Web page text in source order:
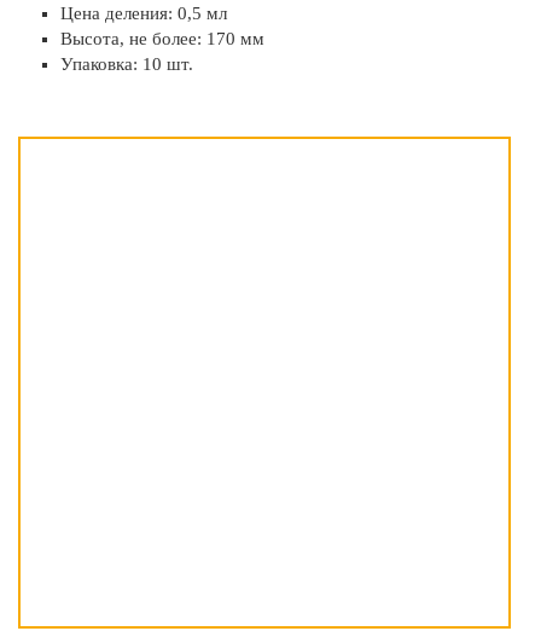
Цена деления: 0,5 мл
Высота, не более: 170 мм
Упаковка: 10 шт.